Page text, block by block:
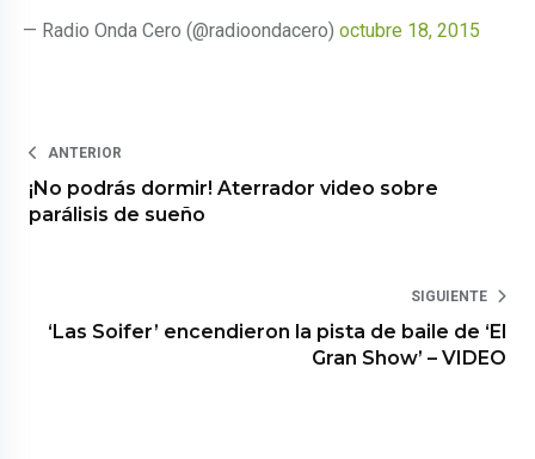
— Radio Onda Cero (@radioondacero)octubre 18, 2015
ANTERIOR
¡No podrás dormir! Aterrador video sobre
parálisis de sueño
SIGUIENTE
‘Las Soifer’ encendieron la pista de baile de ‘El
Gran Show’ – VIDEO